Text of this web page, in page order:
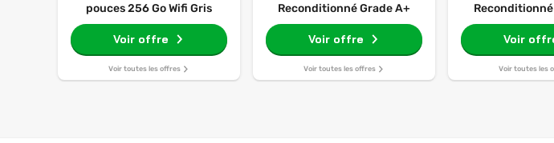
pouces 256 Go Wifi Gris
Voir offre
Voir toutes les offres
Reconditionné Grade A+
Voir offre
Voir toutes les offres
Voir
Voir toutes les